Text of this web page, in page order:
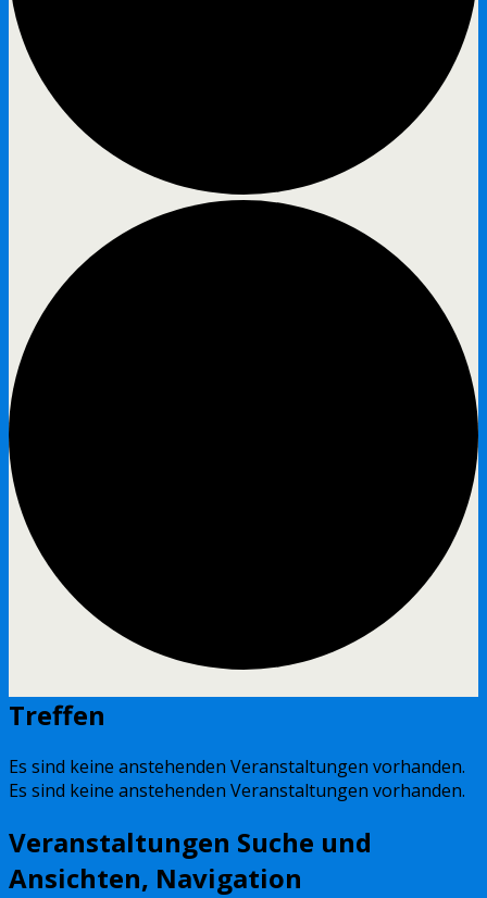
Treffen
Es sind keine anstehenden Veranstaltungen vorhanden.
Es sind keine anstehenden Veranstaltungen vorhanden.
Veranstaltungen Suche und
Ansichten, Navigation